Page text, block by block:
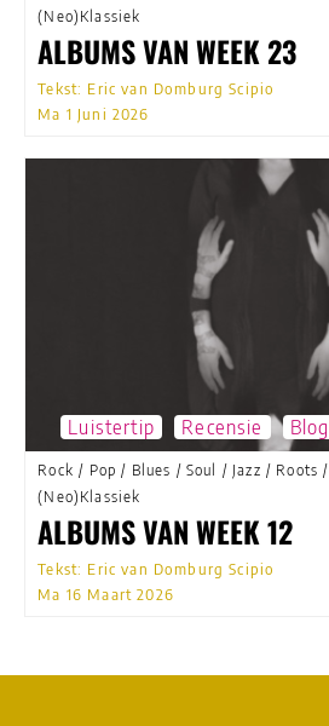
(Neo)Klassiek
ALBUMS VAN WEEK 23
Tekst: Eric van Domburg Scipio
Ma 1 Juni 2026
Luistertip Recensie Blog
Rock / Pop / Blues / Soul / Jazz / Roots /
(Neo)Klassiek
ALBUMS VAN WEEK 12
Tekst: Eric van Domburg Scipio
Ma 16 Maart 2026